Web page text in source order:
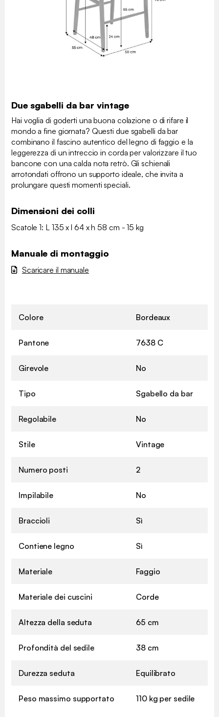
Due sgabelli da bar vintage
Hai voglia di goderti una buona colazione o di rifare il
mondo a fine giornata? Questi due sgabelli da bar
combinano il fascino autentico del legno di faggio e la
leggerezza di un intreccio in corda per valorizzare il tuo
bancone con una calda nota retrò. Gli schienali
arrotondati offrono un supporto ideale, che invita a
prolungare questi momenti speciali.
Dimensioni dei colli
Scatole 1: L 135 x l 64 x h 58 cm - 15 kg
Manuale di montaggio
Scaricare il manuale
Colore Bordeaux
Pantone 7638 C
Girevole No
Tipo Sgabello da bar
Regolabile No
Stile Vintage
Numero posti 2
Impilabile No
Braccioli Sì
Contiene legno Sì
Materiale Faggio
Materiale dei cuscini Corde
Altezza della seduta 65 cm
Profondità del sedile 38 cm
Durezza seduta Equilibrato
Peso massimo supportato 110 kg per sedile